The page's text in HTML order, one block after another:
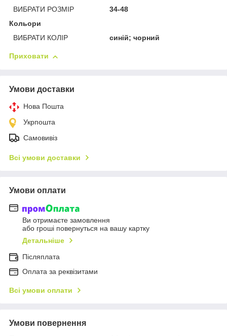
ВИБРАТИ РОЗМІР
34-48
Кольори
ВИБРАТИ КОЛІР
синій; чорний
Приховати
Умови доставки
Нова Пошта
Укрпошта
Самовивіз
Всі умови доставки
Умови оплати
Ви отримаєте замовлення
або гроші повернуться на вашу картку
Детальніше
Післяплата
Оплата за реквізитами
Всі умови оплати
Умови повернення